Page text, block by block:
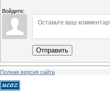
Войдите:
Отправить
Полная версия сайта